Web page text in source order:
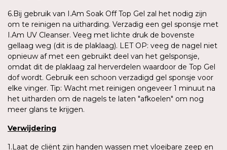
6.Bij gebruik van I.Am Soak Off Top Gel zal het nodig zijn
om te reinigen na uitharding. Verzadig een gel sponsje met
I.Am UV Cleanser. Veeg met lichte druk de bovenste
gellaag weg (dit is de plaklaag). LET OP: veeg de nagel niet
opnieuw af met een gebruikt deel van het gelsponsje,
omdat dit de plaklaag zal herverdelen waardoor de Top Gel
dof wordt. Gebruik een schoon verzadigd gel sponsje voor
elke vinger. Tip: Wacht met reinigen ongeveer 1 minuut na
het uitharden om de nagels te laten "afkoelen" om nog
meer glans te krijgen.
Verwijdering
1.Laat de cliënt zijn handen wassen met vloeibare zeep en